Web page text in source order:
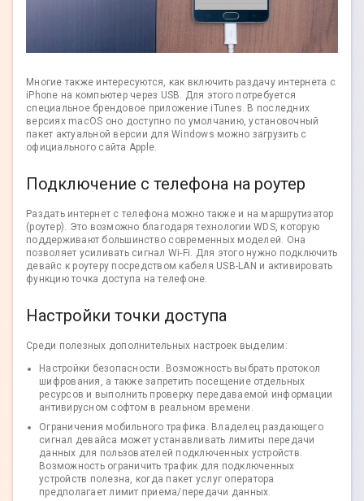
Многие также интересуются, как включить раздачу интернета с
iPhone на компьютер через USB. Для этого потребуется
специальное брендовое приложение iTunes. В последних
версиях macOS оно доступно по умолчанию, установочный
пакет актуальной версии для Windows можно загрузить с
официального сайта Apple.
Подключение с телефона на роутер
Раздать интернет с телефона можно также и на маршрутизатор
(роутер). Это возможно благодаря технологии WDS, которую
поддерживают большинство современных моделей. Она
позволяет усиливать сигнал Wi-Fi. Для этого нужно подключить
девайс к роутеру посредством кабеля USB-LAN и активировать
функцию точка доступа на телефоне.
Настройки точки доступа
Среди полезных дополнительных настроек выделим:
Настройки безопасности. Возможность выбрать протокол
шифрования, а также запретить посещение отдельных
ресурсов и выполнить проверку передаваемой информации
антивирусном софтом в реальном времени.
Ограничения мобильного трафика. Владелец раздающего
сигнал девайса может устанавливать лимиты передачи
данных для пользователей подключенных устройств.
Возможность ограничить трафик для подключенных
устройств полезна, когда пакет услуг оператора
предполагает лимит приема/передачи данных.